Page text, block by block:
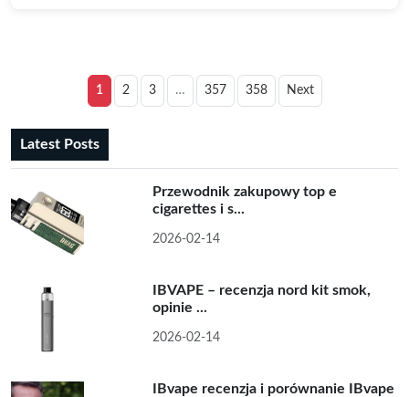
1 2 3 … 357 358 Next
Latest Posts
Przewodnik zakupowy top e
cigarettes i s...
2026-02-14
IBVAPE – recenzja nord kit smok,
opinie ...
2026-02-14
IBvape recenzja i porównanie IBvape